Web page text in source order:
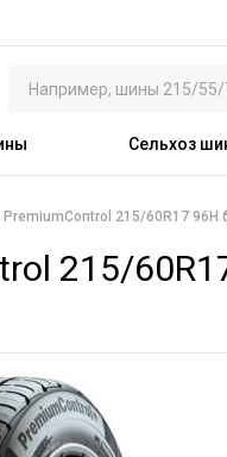
Сельхоз
PremiumControl 215/60R17 96H
215/